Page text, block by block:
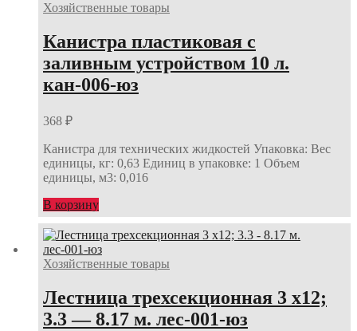
Хозяйственные товары
Канистра пластиковая с
заливным устройством 10 л.
кан-006-юз
368 ₽
Канистра для технических жидкостей Упаковка: Вес
единицы, кг: 0,63 Единиц в упаковке: 1 Объем
единицы, м3: 0,016
В корзину
Хозяйственные товары
Лестница трехсекционная 3 х12;
3.3 — 8.17 м. лес-001-юз